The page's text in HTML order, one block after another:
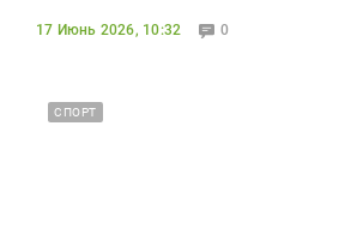
17 Июнь 2026, 10:32 0
СПОРТ